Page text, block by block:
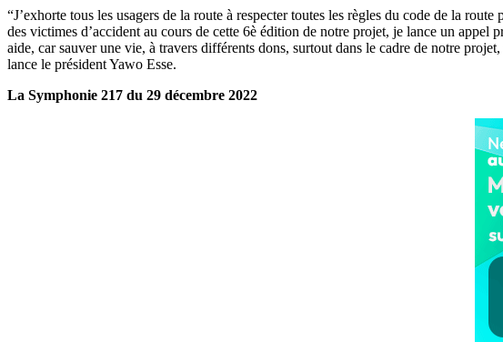
“J’exhorte tous les usagers de la route à respecter toutes les règles du code de la
des victimes d’accident au cours de cette 6è édition de notre projet, je lance un
aide, car sauver une vie, à travers différents dons, surtout dans le cadre de notre
lance le président Yawo Esse.
La Symphonie 217 du 29 décembre 2022